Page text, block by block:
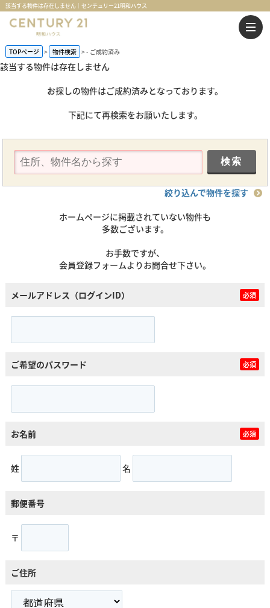
該当する物件は存在しません｜センチュリー21明和ハウス
TOPページ 物件検索 - ご成約済み
該当する物件は存在しません
お探しの物件はご成約済みとなっております。
下記にて再検索をお願いたします。
絞り込んで物件を探す
ホームページに掲載されていない物件も
多数ございます。
お手数ですが、
会員登録フォームよりお問合せ下さい。
メールアドレス（ログインID） 必須
ご希望のパスワード 必須
お名前 必須
姓 名
郵便番号
〒
ご住所